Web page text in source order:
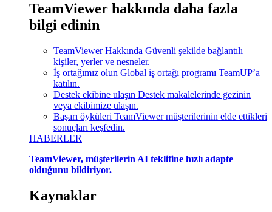
TeamViewer hakkında daha fazla
bilgi edinin
TeamViewer Hakkında Güvenli şekilde bağlantılı
kişiler, yerler ve nesneler.
İş ortağımız olun Global iş ortağı programı TeamUP’a
katılın.
Destek ekibine ulaşın Destek makalelerinde gezinin
veya ekibimize ulaşın.
Başarı öyküleri TeamViewer müşterilerinin elde ettikleri
sonuçları keşfedin.
HABERLER
TeamViewer, müşterilerin AI teklifine hızlı adapte
olduğunu bildiriyor.
Kaynaklar